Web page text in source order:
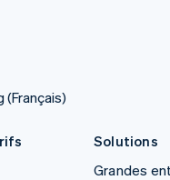
(Français)
Solutions
Grandes